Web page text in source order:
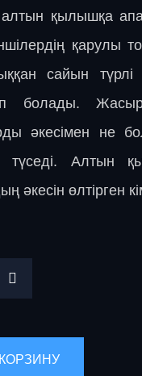
қылышқа
қарулы
сайын түрлі
болады.
әкесімен не
түседі. Алтын
әкесін өлтірген